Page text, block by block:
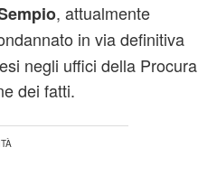
, attualmente
in via definitiva
negli uffici della Procura
dei fatti.